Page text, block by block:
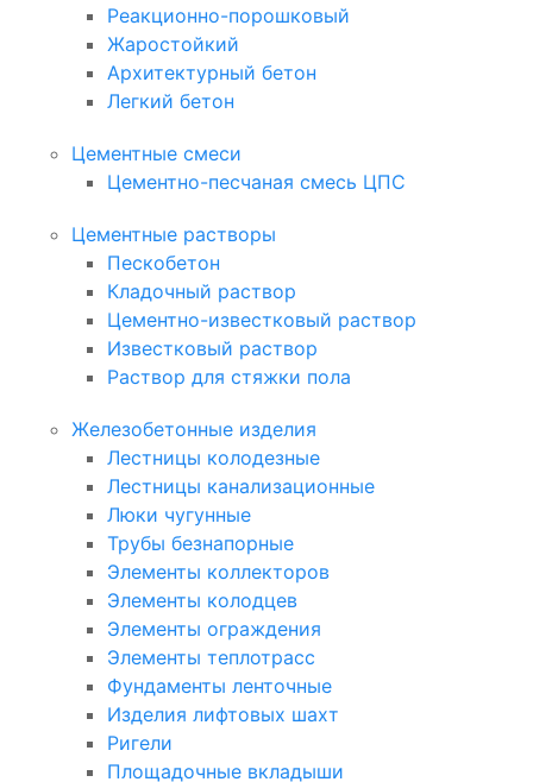
Реакционно-порошковый
Жаростойкий
Архитектурный бетон
Легкий бетон
Цементные смеси
Цементно-песчаная смесь ЦПС
Цементные растворы
Пескобетон
Кладочный раствор
Цементно-известковый раствор
Известковый раствор
Раствор для стяжки пола
Железобетонные изделия
Лестницы колодезные
Лестницы канализационные
Люки чугунные
Трубы безнапорные
Элементы коллекторов
Элементы колодцев
Элементы ограждения
Элементы теплотрасс
Фундаменты ленточные
Изделия лифтовых шахт
Ригели
Площадочные вкладыши